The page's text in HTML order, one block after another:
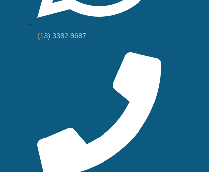
(13) 3382-9687